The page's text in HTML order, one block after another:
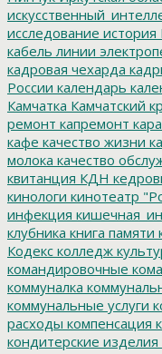
исследование история
кабель линии
кадровая чехарда
России календарь
Камчатка Камчатский
ремонт капремонт
кафе качество жизни
молока качество
квитанция КДН
кинологи кинотеатр
инфекция
клубника книга памяти
Кодекс колледж
командировочные
коммуналка
коммунальные услуги
расходы компенсация
кондитерские изделия